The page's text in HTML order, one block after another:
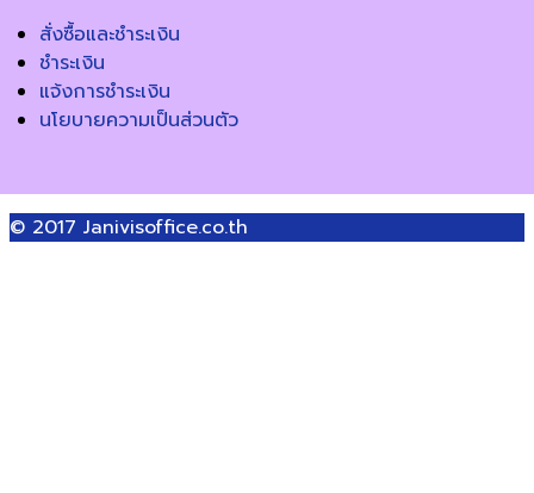
สั่งซื้อและชำระเงิน
ชำระเงิน
แจ้งการชำระเงิน
นโยบายความเป็นส่วนตัว
© 2017 Janivisoffice.co.th